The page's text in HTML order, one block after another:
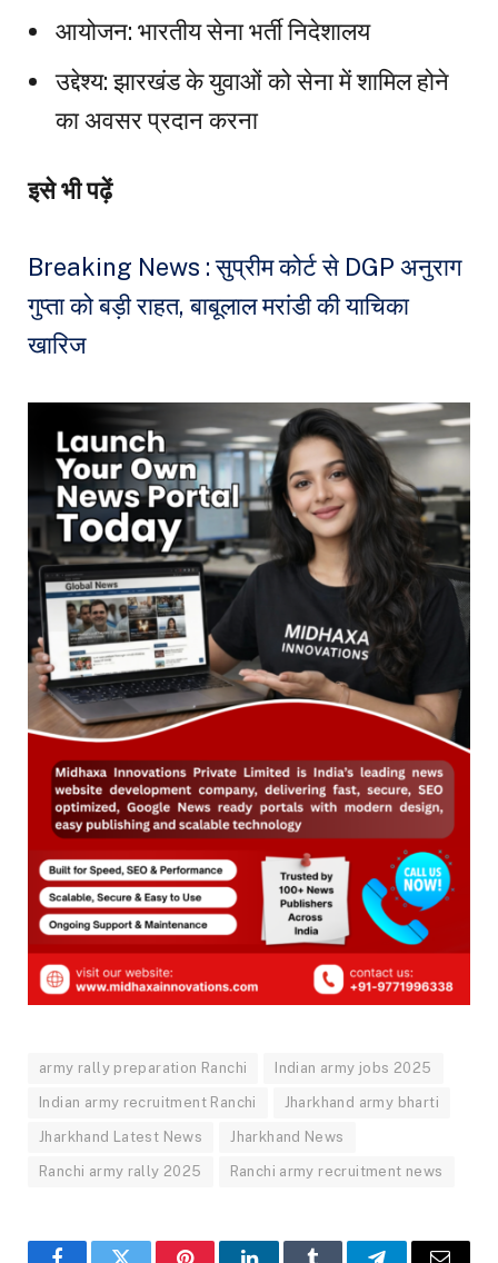
आयोजन: भारतीय सेना भर्ती निदेशालय
उद्देश्य: झारखंड के युवाओं को सेना में शामिल होने
का अवसर प्रदान करना
इसे भी पढ़ें
Breaking News : सुप्रीम कोर्ट से DGP अनुराग
गुप्ता को बड़ी राहत, बाबूलाल मरांडी की याचिका
खारिज
army rally preparation Ranchi Indian army jobs 2025
Indian army recruitment Ranchi Jharkhand army bharti
Jharkhand Latest News Jharkhand News
Ranchi army rally 2025 Ranchi army recruitment news